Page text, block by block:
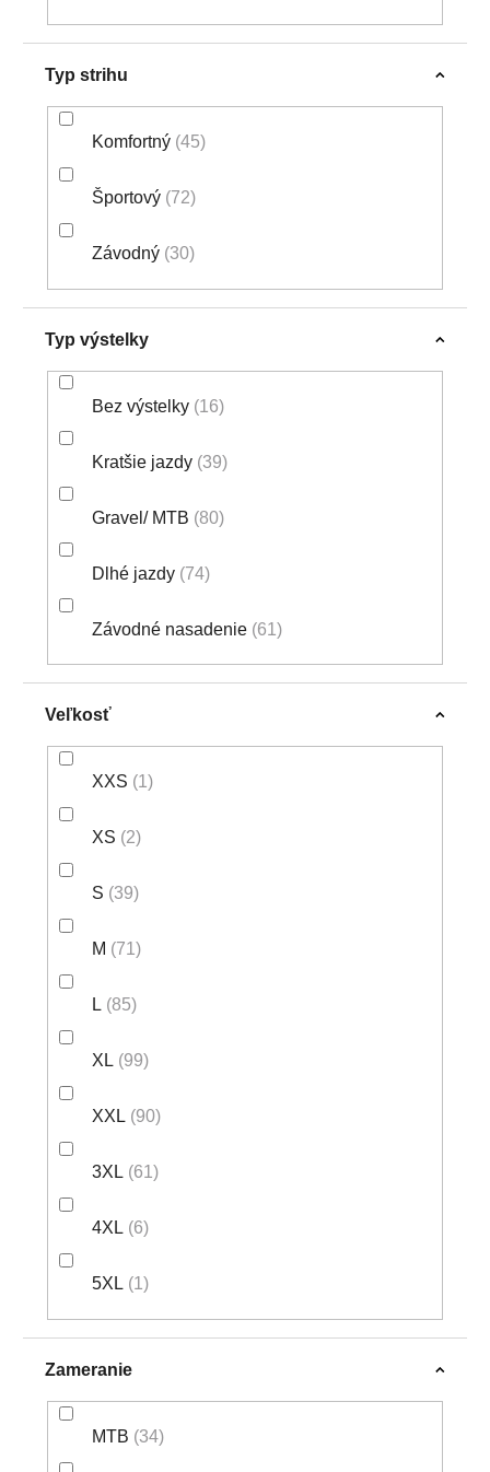
Typ strihu
Komfortný 45
Športový 72
Závodný 30
Typ výstelky
Bez výstelky 16
Kratšie jazdy 39
Gravel/ MTB 80
Dlhé jazdy 74
Závodné nasadenie 61
Veľkosť
XXS 1
XS 2
S 39
M 71
L 85
XL 99
XXL 90
3XL 61
4XL 6
5XL 1
Zameranie
MTB 34